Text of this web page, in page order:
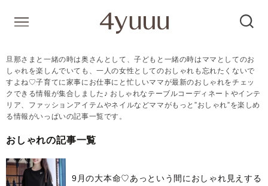
旦那さまと一緒の時は奥さんとして、子どもと一緒の時はママとしてのお
しゃれを楽しんでいても、一人の女性としてのおしゃれも忘れたくないで
すよね♡子育てに家事にお仕事にと忙しいママが最新のおしゃれをチェッ
クできる情報が集合しました♪ おしゃれなテーブルコーディネートやインテ
リア、ファッションアイテムやネイルなどママがもっと”おしゃれ”を楽しめ
る情報がいっぱいの記事一覧です。
おしゃれの記事一覧
9月の大本命♡あっという間におしゃれ見えする